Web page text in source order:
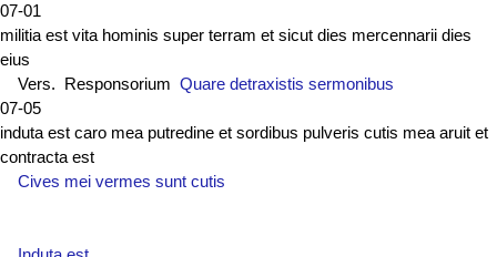
07-01
militia est vita hominis super terram et sicut dies mercennarii dies
eius
Vers. Responsorium Quare detraxistis sermonibus
07-05
induta est caro mea putredine et sordibus pulveris cutis mea aruit et
contracta est
Cives mei vermes sunt cutis